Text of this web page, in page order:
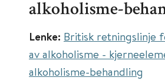
alkoholisme-
Lenke: Britisk retningslinje
av alkoholisme -
alkoholisme-behandling